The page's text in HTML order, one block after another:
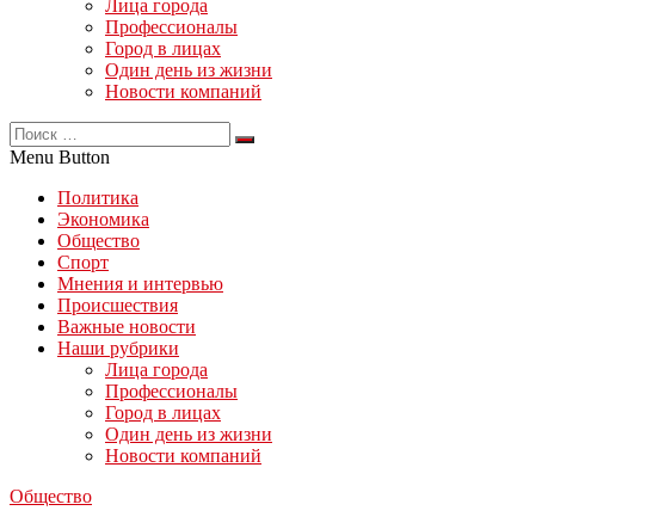
Лица города
Профессионалы
Город в лицах
Один день из жизни
Новости компаний
Menu Button
Политика
Экономика
Общество
Спорт
Мнения и интервью
Происшествия
Важные новости
Наши рубрики
Лица города
Профессионалы
Город в лицах
Один день из жизни
Новости компаний
Общество